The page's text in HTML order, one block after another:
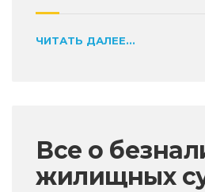
ЧИТАТЬ ДАЛЕЕ...
Все о
жилищных